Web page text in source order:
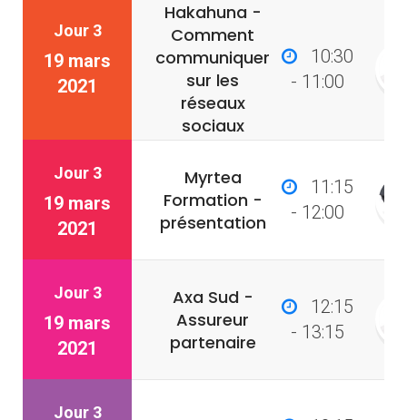
Jour 3
19 mars
2021
Hakahuna -
Comment
communiquer
sur les
réseaux
sociaux
10:30
- 11:00
Jour 3
19 mars
2021
Myrtea
Formation -
présentation
11:15
- 12:00
Jour 3
19 mars
2021
Axa Sud -
Assureur
partenaire
12:15
- 13:15
Jour 3